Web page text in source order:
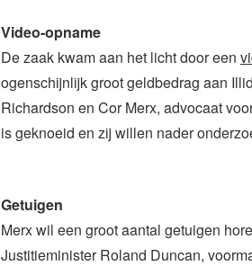
Video-opname
De zaak kwam aan het licht door een
ogenschijnlijk groot geldbedrag aan
Richardson en Cor Merx, advocaat
is geknoeid en zij willen nader
Getuigen
Merx wil een groot aantal getuigen
Justitieminister Roland Duncan,